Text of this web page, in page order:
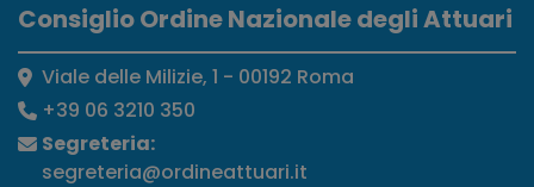
Consiglio Ordine Nazionale degli Attuari
Viale delle Milizie, 1 - 00192 Roma
+39 06 3210 350
Segreteria:
segreteria@ordineattuari.it